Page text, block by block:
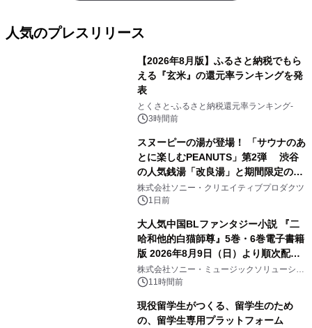
人気のプレスリリース
【2026年8月版】ふるさと納税でもら
える『玄米』の還元率ランキングを発
表
とくさと-ふるさと納税還元率ランキング-
3時間前
スヌーピーの湯が登場！ 「サウナのあ
とに楽しむPEANUTS」第2弾 渋谷
の人気銭湯「改良湯」と期間限定のコ
ラボレーション サウナイキタイコラ
ボグッズも発売決定！
株式会社ソニー・クリエイティブプロダクツ
1日前
大人気中国BLファンタジー小説 『二
哈和他的白猫師尊』5巻・6巻電子書籍
版 2026年8月9日（日）より順次配信
開始
株式会社ソニー・ミュージックソリューショ
ンズ11時間前
現役留学生がつくる、留学生のため
の、留学生専用プラットフォーム